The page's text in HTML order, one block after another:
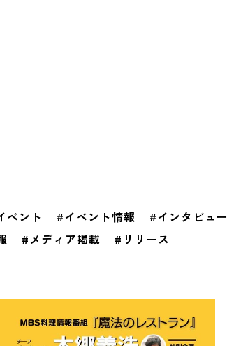
ベント #イベント情報
#インタビュー
#メディア掲載 #リリース